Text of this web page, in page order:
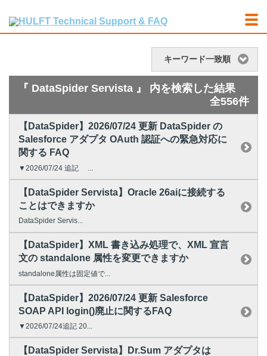
キーワード一致順
『 DataSpider Servista 』 内を検索した結果
全556件
【DataSpider】2026/07/24 更新 DataSpider の
Salesforce アダプタ OAuth 認証への緊急対応に
関する FAQ
▼2026/07/24 追記 ...
【DataSpider Servista】Oracle 26aiに接続する
ことはできますか
DataSpider Servis...
【DataSpider】XML 書き込み処理で、XML 宣言
文の standalone 属性を変更できますか
standalone属性は固定値で...
【DataSpider】2026/07/24 更新 Salesforce
SOAP API login()廃止に関するFAQ
▼2026/07/24追記 20...
【DataSpider Servista】Dr.Sum アダプタは